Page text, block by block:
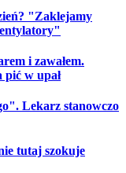
"Zaklejamy
i zawałem.
w upał
Lekarz stanowczo
tutaj szokuje